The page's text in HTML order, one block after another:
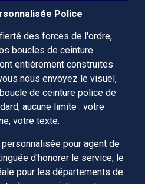
Police
des forces de l'ordre,
boucles de ceinture
entièrement construites
nous envoyez le visuel,
de ceinture police de
aucune limite : votre
votre texte.
pour agent de
d'honorer le service, le
pour les départements de